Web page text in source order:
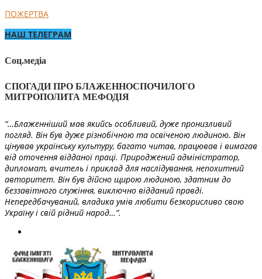
ПОЖЕРТВА
НАШ ТЕЛЕГРАМ
Соц.медіа
СПОГАДИ ПРО БЛАЖЕННОСПОЧИЛОГО
МИТРОПОЛИТА МЕФОДІЯ
“…Блаженніший мав якийсь особливий, дуже пронизливий
погляд. Він був дуже різнобічною та освіченою людиною. Він
цінував українську культуру, багато читав, працював і вимагав
від оточення відданої праці. Природжений адміністратор,
дипломат, вчитель і приклад для наслідування, непохитний
авторитет. Він був дійсно щирою людиною, здатним до
беззавітного служіння, виключно відданий правді.
Непередбачуваний, владика умів любити безкорисливо свою
Україну і свій рідний народ…”.